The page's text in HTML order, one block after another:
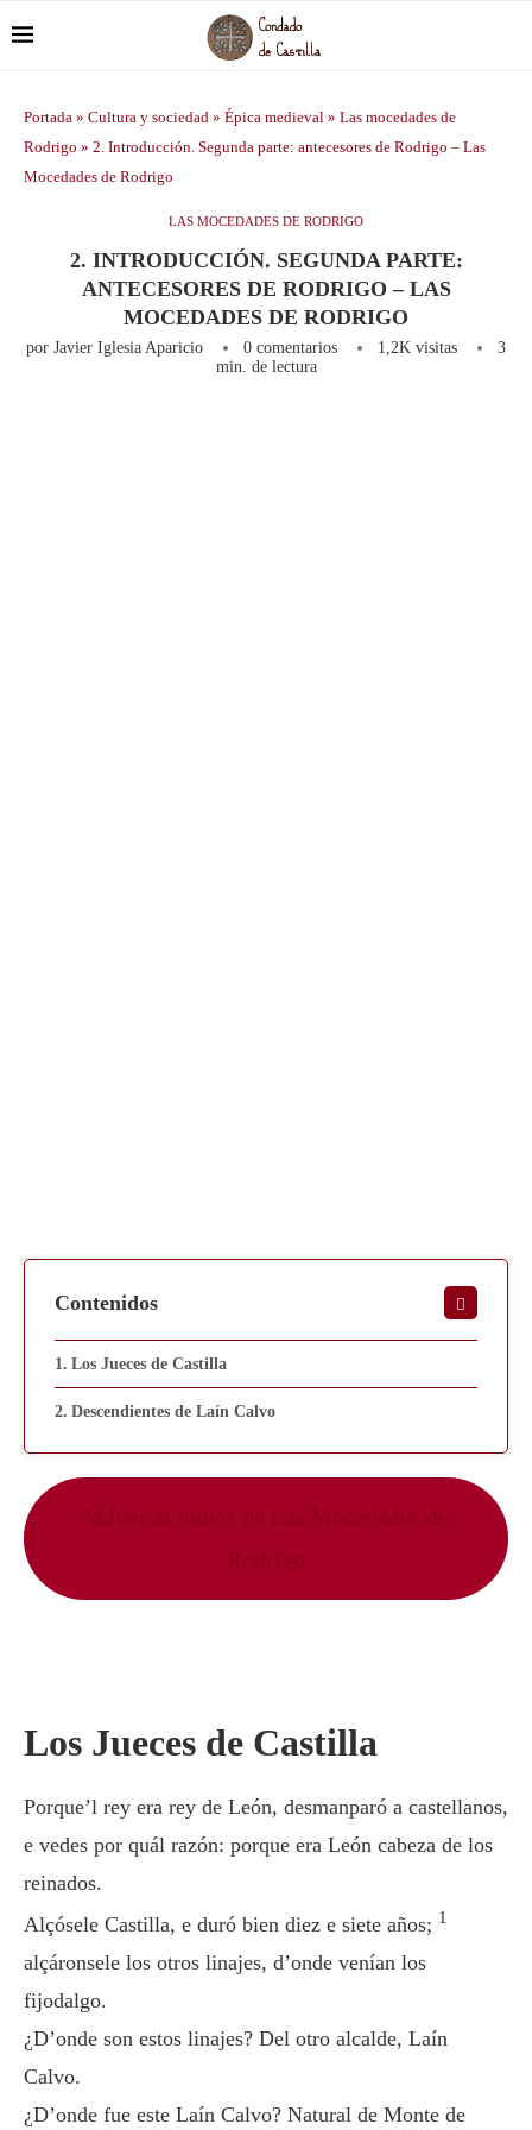
Portada » Cultura y sociedad » Épica medieval » Las mocedades de
Rodrigo » 2. Introducción. Segunda parte: antecesores de Rodrigo – Las
Mocedades de Rodrigo
LAS MOCEDADES DE RODRIGO
2. INTRODUCCIÓN. SEGUNDA PARTE:
ANTECESORES DE RODRIGO – LAS
MOCEDADES DE RODRIGO
por Javier Iglesia Aparicio 0 comentarios 1,2K visitas
3
min. de lectura
Contenidos
Los Jueces de Castilla
Descendientes de Laín Calvo
Los Jueces de Castilla
Porque’l rey era rey de León, desmanparó a castellanos,
e vedes por quál razón: porque era León cabeza de los
reinados.
Alçósele Castilla, e duró bien diez e siete años; 1
alçáronsele los otros linajes, d’onde venían los
fijodalgo.
¿D’onde son estos linajes? Del otro alcalde, Laín
Calvo.
¿D’onde fue este Laín Calvo? Natural de Monte de